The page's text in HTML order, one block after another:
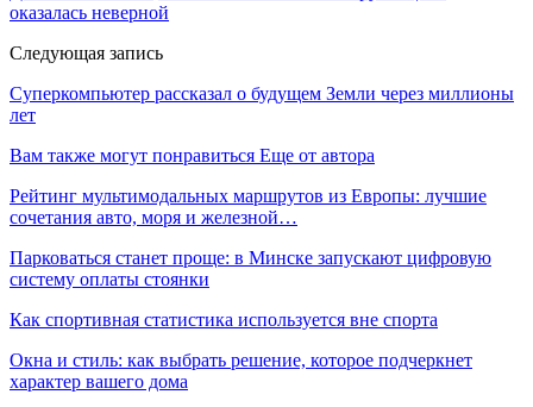
оказалась неверной
Следующая запись
Суперкомпьютер рассказал о будущем Земли через миллионы
лет
Вам также могут понравиться Еще от автора
Рейтинг мультимодальных маршрутов из Европы: лучшие
сочетания авто, моря и железной…
Парковаться станет проще: в Минске запускают цифровую
систему оплаты стоянки
Как спортивная статистика используется вне спорта
Окна и стиль: как выбрать решение, которое подчеркнет
характер вашего дома